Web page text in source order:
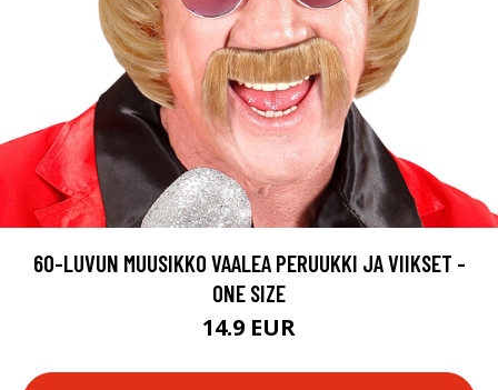
60-LUVUN MUUSIKKO VAALEA PERUUKKI JA VIIKSET -
ONE SIZE
14.9 EUR